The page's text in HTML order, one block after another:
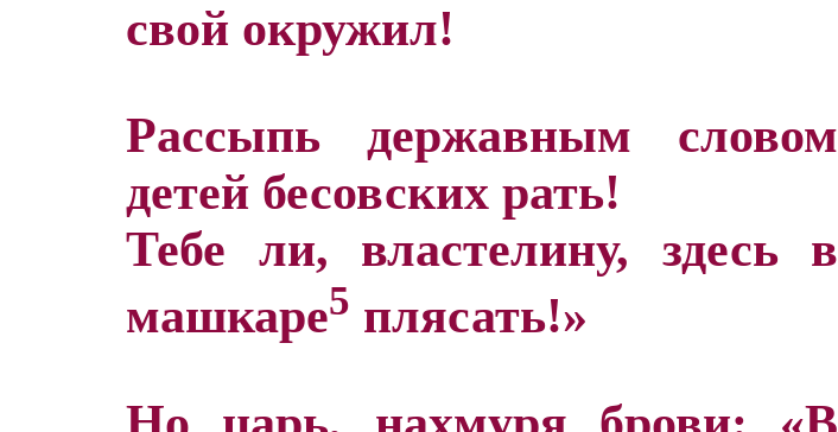
свой окружил!
Рассыпь державным словом
детей бесовских рать!
Тебе ли, властелину, здесь в
машкаре5 плясать!»